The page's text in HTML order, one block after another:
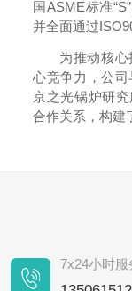
国ASME标准
并全面通过
为推动核
心竞争力，公
京之光锅炉研
合作关系，构建
7x24小时